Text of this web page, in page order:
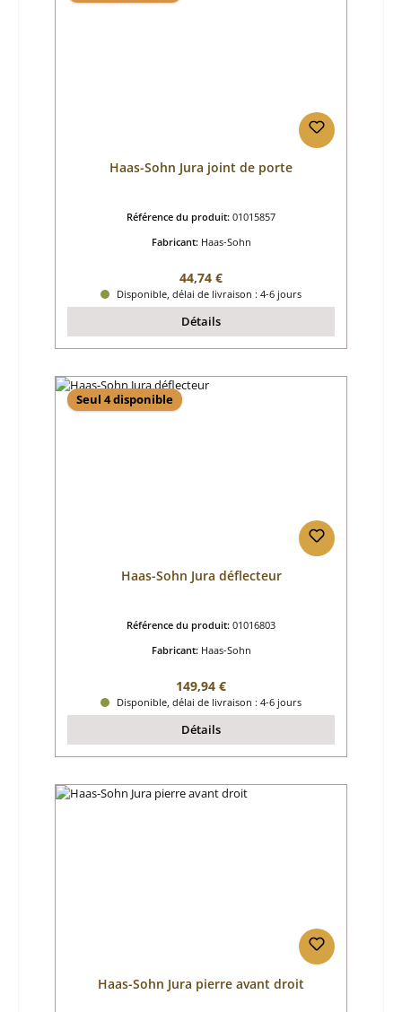
Haas-Sohn Jura joint de porte
Référence du produit: 01015857
Fabricant: Haas-Sohn
Prix régulier :
44,74 €
Disponible, délai de livraison : 4-6 jours
Détails
Seul 4 disponible
Haas-Sohn Jura déflecteur
Référence du produit: 01016803
Fabricant: Haas-Sohn
Prix régulier :
149,94 €
Disponible, délai de livraison : 4-6 jours
Détails
Haas-Sohn Jura pierre avant droit